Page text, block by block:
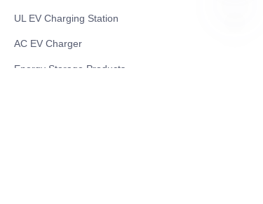
UL EV Charging Station
AC EV Charger
Energy Storage Products
PO